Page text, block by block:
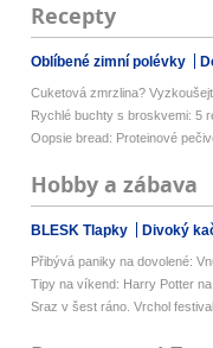
Recepty
Oblíbené zimní polévky
Cuketová zmrzlina?
Rychlé buchty s broskvemi: 5
Oopsie bread: Proteinové
Hobby a zábava
BLESK Tlapky Divoký
Přibývá paniky na dovolené:
Tipy na víkend: Harry Potter
Sraz v šest ráno. Vrchol